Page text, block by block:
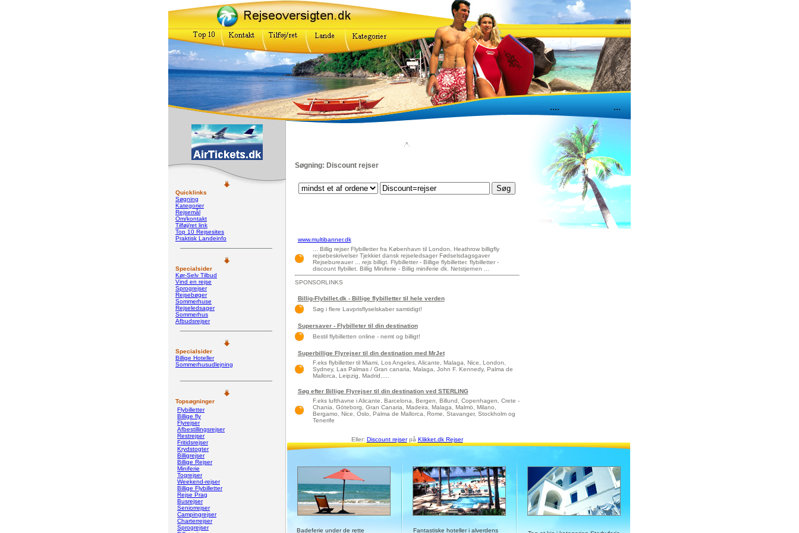
.... ...
Quicklinks
Søgning
Kategorier
Rejsemål
Om/kontakt
Tilføj/ret link
Top 10 Rejsesites
Praktisk Landeinfo
Specialsider
Kør-Selv Tilbud
Vind en rejse
Sprogrejser
Rejsebøger
Sommerhuse
Rejseledsager
Sommerhus
Afbudsrejser
Specialsider
Billige Hoteller
Sommerhusudlejning
Topsøgninger
Flybilletter
Billige fly
Flyrejser
Afbestillingsrejser
Restrejser
Fritidsrejser
Krydstogter
Billigrejser
Billige Rejser
Miniferie
Togrejser
Weekend-rejser
Billige Flybilletter
Rejse Prag
Busrejser
Seniorrejser
Campingrejser
Charterrejser
Sprogrejser
.^.
Søgning: Discount rejser
www.multibanner.dk
... Billig rejser Flybilletter fra København til London, Heathrow billigfly
rejsebeskrivelser Tjekkiet dansk rejseledsager Fødselsdagsgaver
Rejsebureauer ... rejs billigt. Flybilletter - Billige flybilletter. flybilletter -
discount flybillet. Billig Miniferie - Billig miniferie dk. Netstjernen ...
SPONSORLINKS
Billig-Flybillet.dk - Billige flybilletter til hele verden
Søg i flere Lavprisflyselskaber samtidigt!
Supersaver - Flybilleter til din destination
Bestil flybilletten online - nemt og billigt!
Superbillige Flyrejser til din destination med MrJet
F.eks flybilletter til Miami, Los Angeles, Alicante, Malaga, Nice, London,
Sydney, Las Palmas / Gran canaria, Malaga, John F. Kennedy, Palma de
Mallorca, Leipzig, Madrid.....
Søg efter Billige Flyrejser til din destination ved STERLING
F.eks lufthavne i Alicante, Barcelona, Bergen, Billund, Copenhagen, Crete -
Chania, Göteborg, Gran Canaria, Madeira, Malaga, Malmö, Milano,
Bergamo, Nice, Oslo, Palma de Mallorca, Rome, Stavanger, Stockholm og
Tenerife
Eller: Discount rejserpå Klikket.dk Rejser
Badeferie under de rette Fantastiske hoteller i alverdens